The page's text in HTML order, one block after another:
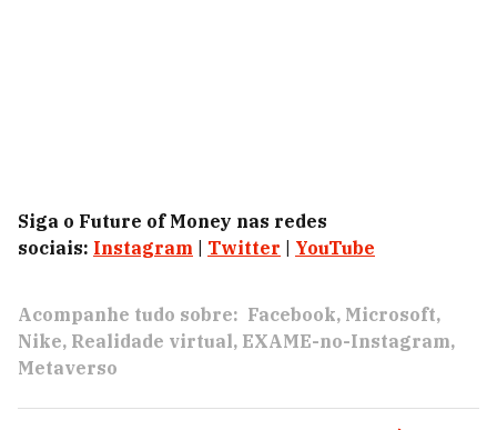
Siga o Future of Money nas redes
sociais: Instagram Twitter YouTube
Acompanhe tudo sobre: Facebook Microsoft
Nike Realidade virtual EXAME-no-Instagram
Metaverso